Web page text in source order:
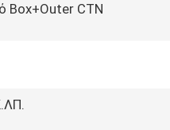
Box+Outer CTN